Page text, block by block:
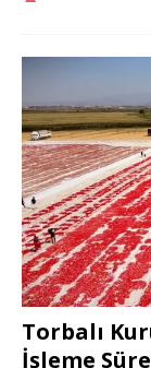
Torbalı
İşleme